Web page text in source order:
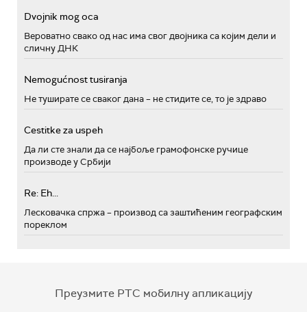
Dvojnik mog oca
Вероватно свако од нас има свог двојника са којим дели и
сличну ДНК
Nemogućnost tusiranja
Не туширате се сваког дана – не стидите се, то је здраво
Cestitke za uspeh
Да ли сте знали да се најбоље грамофонске ручице
производе у Србији
Re: Eh...
Лесковачка спржа – производ са заштићеним географским
пореклом
Преузмите РТС мобилну апликацију